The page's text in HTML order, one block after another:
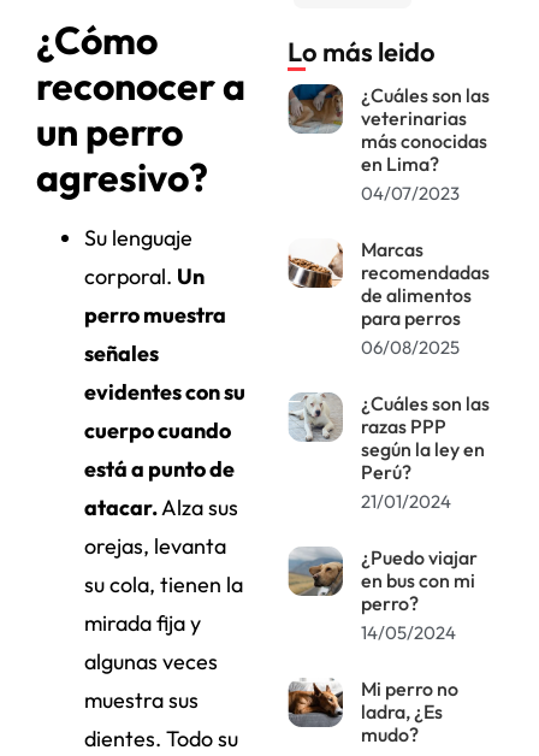
¿Cómo
reconocer a
un perro
agresivo?
Su lenguaje
corporal. Un
perro muestra
señales
evidentes con su
cuerpo cuando
está a punto de
atacar.Alza sus
orejas, levanta
su cola, tienen la
mirada fija y
algunas veces
muestra sus
dientes. Todo su
Lo más leido
¿Cuáles son las
veterinarias
más conocidas
en Lima?
04/07/2023
Marcas
recomendadas
de alimentos
para perros
06/08/2025
¿Cuáles son las
razas PPP
según la ley en
Perú?
21/01/2024
¿Puedo viajar
en bus con mi
perro?
14/05/2024
Mi perro no
ladra, ¿Es
mudo?